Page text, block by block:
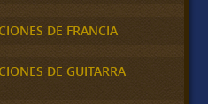
DE FRANCIA
DE GUITARRA